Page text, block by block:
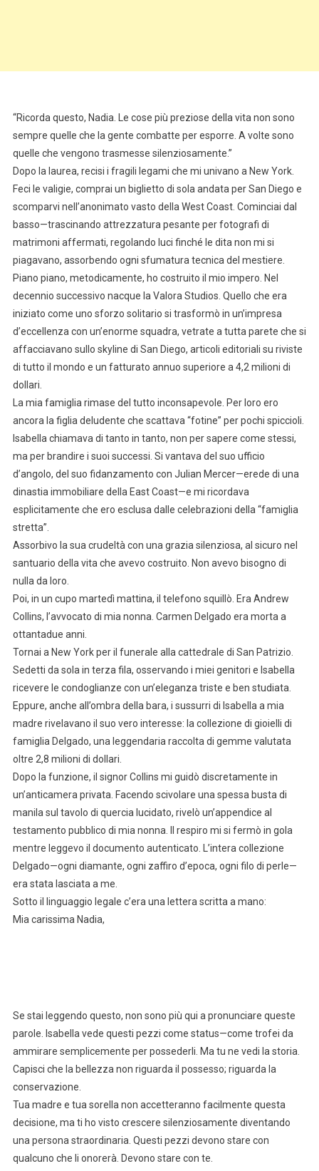
“Ricorda questo, Nadia. Le cose più preziose della vita non sono
sempre quelle che la gente combatte per esporre. A volte sono
quelle che vengono trasmesse silenziosamente.”
Dopo la laurea, recisi i fragili legami che mi univano a New York.
Feci le valigie, comprai un biglietto di sola andata per San Diego e
scomparvi nell’anonimato vasto della West Coast. Cominciai dal
basso—trascinando attrezzatura pesante per fotografi di
matrimoni affermati, regolando luci finché le dita non mi si
piagavano, assorbendo ogni sfumatura tecnica del mestiere.
Piano piano, metodicamente, ho costruito il mio impero. Nel
decennio successivo nacque la Valora Studios. Quello che era
iniziato come uno sforzo solitario si trasformò in un’impresa
d’eccellenza con un’enorme squadra, vetrate a tutta parete che si
affacciavano sullo skyline di San Diego, articoli editoriali su riviste
di tutto il mondo e un fatturato annuo superiore a 4,2 milioni di
dollari.
La mia famiglia rimase del tutto inconsapevole. Per loro ero
ancora la figlia deludente che scattava “fotine” per pochi spiccioli.
Isabella chiamava di tanto in tanto, non per sapere come stessi,
ma per brandire i suoi successi. Si vantava del suo ufficio
d’angolo, del suo fidanzamento con Julian Mercer—erede di una
dinastia immobiliare della East Coast—e mi ricordava
esplicitamente che ero esclusa dalle celebrazioni della “famiglia
stretta”.
Assorbivo la sua crudeltà con una grazia silenziosa, al sicuro nel
santuario della vita che avevo costruito. Non avevo bisogno di
nulla da loro.
Poi, in un cupo martedì mattina, il telefono squillò. Era Andrew
Collins, l’avvocato di mia nonna. Carmen Delgado era morta a
ottantadue anni.
Tornai a New York per il funerale alla cattedrale di San Patrizio.
Sedetti da sola in terza fila, osservando i miei genitori e Isabella
ricevere le condoglianze con un’eleganza triste e ben studiata.
Eppure, anche all’ombra della bara, i sussurri di Isabella a mia
madre rivelavano il suo vero interesse: la collezione di gioielli di
famiglia Delgado, una leggendaria raccolta di gemme valutata
oltre 2,8 milioni di dollari.
Dopo la funzione, il signor Collins mi guidò discretamente in
un’anticamera privata. Facendo scivolare una spessa busta di
manila sul tavolo di quercia lucidato, rivelò un’appendice al
testamento pubblico di mia nonna. Il respiro mi si fermò in gola
mentre leggevo il documento autenticato. L’intera collezione
Delgado—ogni diamante, ogni zaffiro d’epoca, ogni filo di perle—
era stata lasciata a me.
Sotto il linguaggio legale c’era una lettera scritta a mano:
Mia carissima Nadia,
Se stai leggendo questo, non sono più qui a pronunciare queste
parole. Isabella vede questi pezzi come status—come trofei da
ammirare semplicemente per possederli. Ma tu ne vedi la storia.
Capisci che la bellezza non riguarda il possesso; riguarda la
conservazione.
Tua madre e tua sorella non accetteranno facilmente questa
decisione, ma ti ho visto crescere silenziosamente diventando
una persona straordinaria. Questi pezzi devono stare con
qualcuno che li onorerà. Devono stare con te.